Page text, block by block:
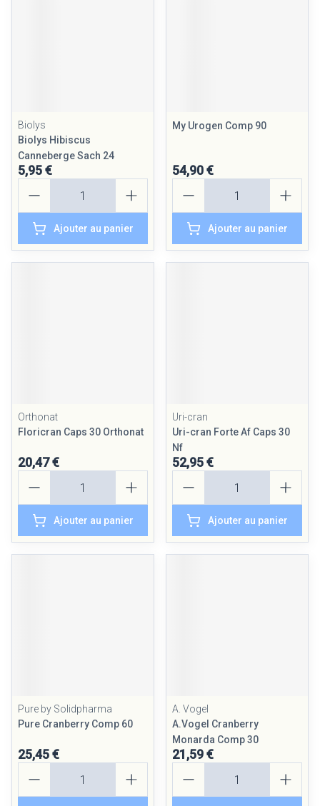
Biolys
Biolys Hibiscus
Canneberge Sach 24
5,95 €
Ajouter au panier
My Urogen Comp 90
54,90 €
Ajouter au panier
Orthonat
Floricran Caps 30 Orthonat
20,47 €
Ajouter au panier
Uri-cran
Uri-cran Forte Af Caps 30
Nf
52,95 €
Ajouter au panier
Pure by Solidpharma
Pure Cranberry Comp 60
25,45 €
A. Vogel
A.Vogel Cranberry
Monarda Comp 30
21,59 €